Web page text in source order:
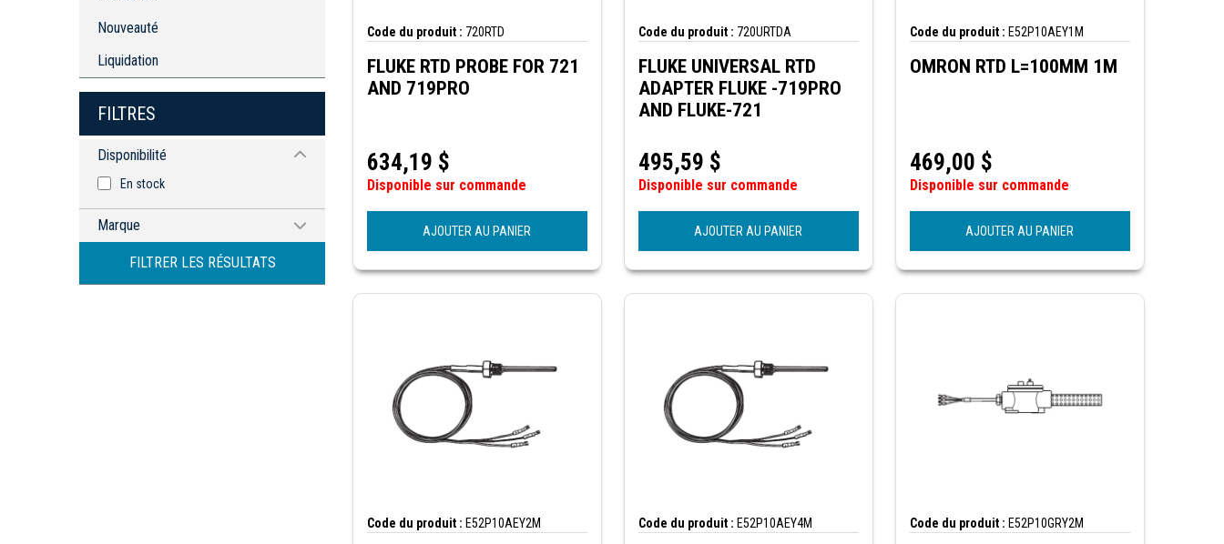
Nouveauté
Liquidation
FILTRES
Disponibilité
En stock
Marque
AMPROBE
FILTRER LES RÉSULTATS
Code du produit : 720RTD
FLUKE RTD PROBE FOR 721
AND 719PRO
634,19 $
Disponible sur commande
AJOUTER AU PANIER
Code du produit : 720URTDA
FLUKE UNIVERSAL RTD
ADAPTER FLUKE -719PRO
AND FLUKE-721
495,59 $
Disponible sur commande
AJOUTER AU PANIER
Code du produit : E52P10AEY1M
OMRON RTD L=100MM 1M
469,00 $
Disponible sur commande
AJOUTER AU PANIER
Code du produit : E52P10AEY2M Code du produit : E52P10AEY4M Code du produit : E52P10GRY2M